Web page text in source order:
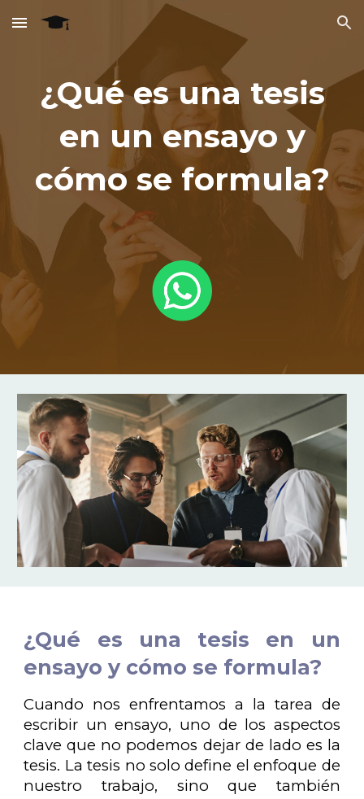
Skip to main content Skip to navigation
¿Qué es una tesis
en un ensayo y
cómo se formula?
¿Qué es una tesis en un
ensayo y cómo se formula?
Cuando nos enfrentamos a la tarea de
escribir un ensayo, uno de los aspectos
clave que no podemos dejar de lado es la
tesis. La tesis no solo define el enfoque de
nuestro trabajo, sino que también